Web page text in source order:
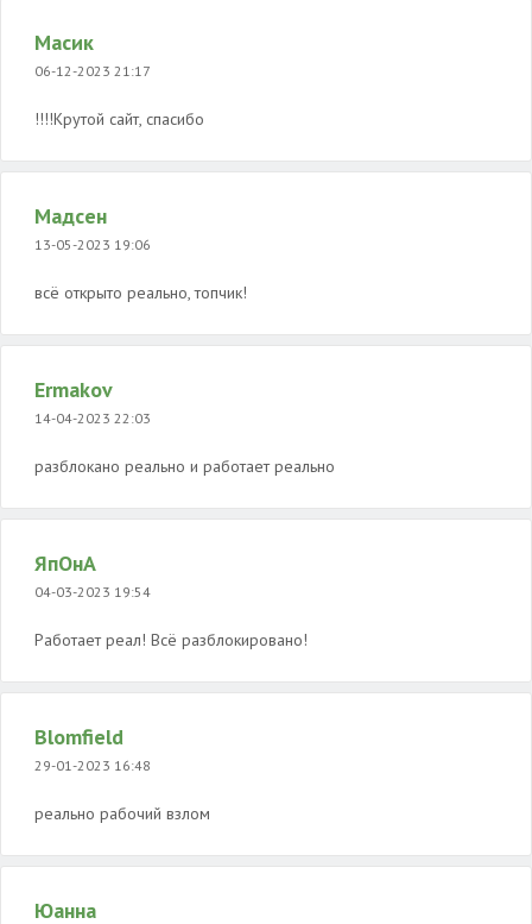
Масик
06-12-2023 21:17
!!!!Крутой сайт, спасибо
Мадсен
13-05-2023 19:06
всё открыто реально, топчик!
Ermakov
14-04-2023 22:03
разблокано реально и работает реально
ЯпОнА
04-03-2023 19:54
Работает реал! Всё разблокировано!
Blomfield
29-01-2023 16:48
реально рабочий взлом
Юанна